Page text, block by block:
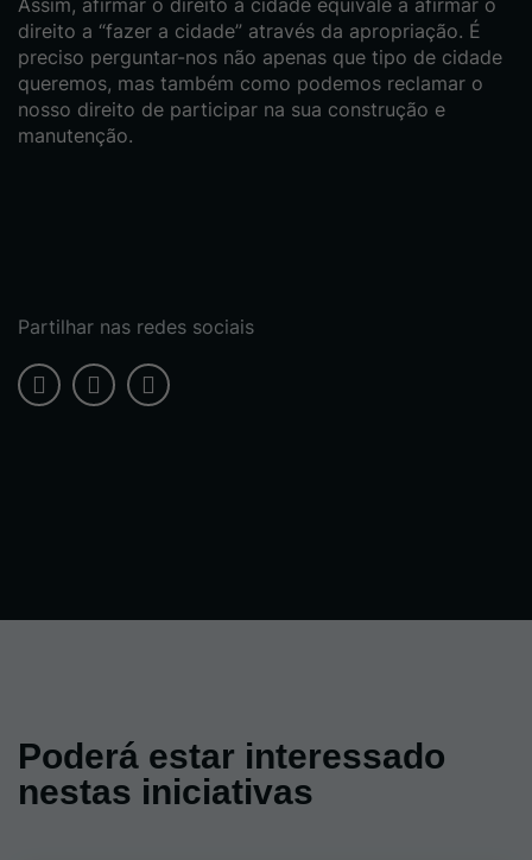
direito a “fazer a cidade” através da apropriação. É
preciso perguntar-nos não apenas que tipo de cidade
queremos, mas também como podemos reclamar o
nosso direito de participar na sua construção e
manutenção.
Partilhar nas redes sociais
Poderá estar interessado
nestas iniciativas